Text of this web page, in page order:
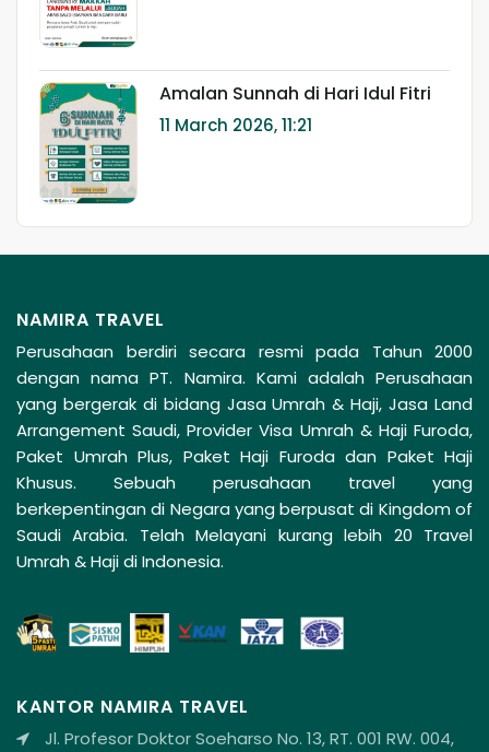
Amalan Sunnah di Hari Idul Fitri
11 March 2026, 11:21
NAMIRA TRAVEL
Perusahaan berdiri secara resmi pada Tahun 2000
dengan nama PT. Namira. Kami adalah Perusahaan
yang bergerak di bidang Jasa Umrah & Haji, Jasa Land
Arrangement Saudi, Provider Visa Umrah & Haji Furoda,
Paket Umrah Plus, Paket Haji Furoda dan Paket Haji
Khusus. Sebuah perusahaan travel yang
berkepentingan di Negara yang berpusat di Kingdom of
Saudi Arabia. Telah Melayani kurang lebih 20 Travel
Umrah & Haji di Indonesia.
KANTOR NAMIRA TRAVEL
Jl. Profesor Doktor Soeharso No. 13, RT. 001 RW. 004,